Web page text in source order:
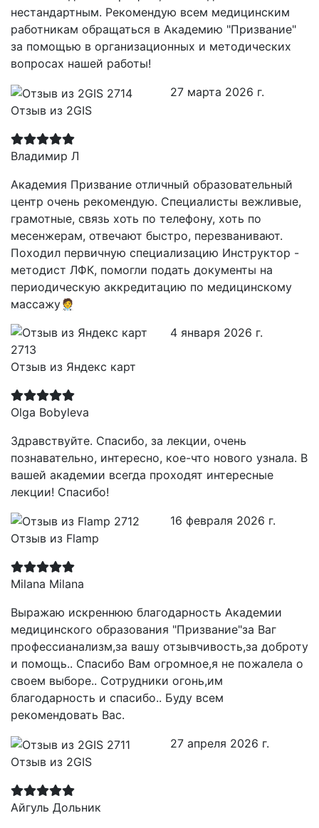
нестандартным. Рекомендую всем медицинским
работникам обращаться в Академию "Призвание"
за помощью в организационных и методических
вопросах нашей работы!
Отзыв из 2GIS
27 марта 2026 г.
Владимир Л
Академия Призвание отличный образовательный
центр очень рекомендую. Специалисты вежливые,
грамотные, связь хоть по телефону, хоть по
месенжерам, отвечают быстро, перезванивают.
Походил первичную специализацию Инструктор -
методист ЛФК, помогли подать документы на
периодическую аккредитацию по медицинскому
массажу🧑‍⚕️
Отзыв из Яндекс карт
4 января 2026 г.
Olga Bobyleva
Здравствуйте. Спасибо, за лекции, очень
познавательно, интересно, кое-что нового узнала. В
вашей академии всегда проходят интересные
лекции! Спасибо!
Отзыв из Flamp
16 февраля 2026 г.
Milana Milana
Выражаю искреннюю благодарность Академии
медицинского образования "Призвание"за Ваг
профессианализм,за вашу отзывчивость,за доброту
и помощь.. Спасибо Вам огромное,я не пожалела о
своем выборе.. Сотрудники огонь,им
благодарность и спасибо.. Буду всем
рекомендовать Вас.
Отзыв из 2GIS
27 апреля 2026 г.
Айгуль Дольник